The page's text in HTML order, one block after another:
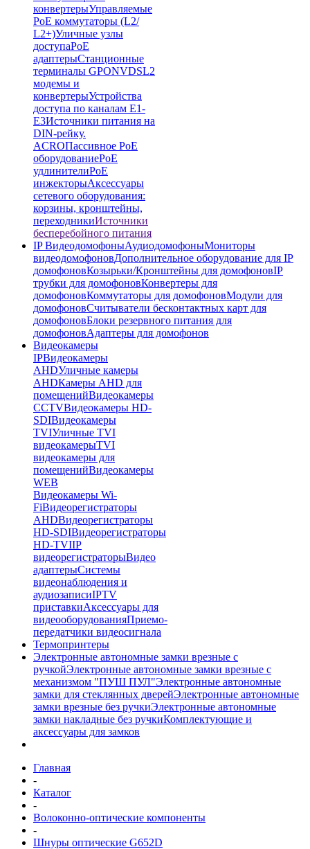
конвертерыУправляемые
PoE коммутаторы (L2/
L2+)Уличные узлы
доступаPoE
адаптерыСтанционные
терминалы GPONVDSL2
модемы и
конвертерыУстройства
доступа по каналам E1-
E3Источники питания на
DIN-рейку.
ACROПассивное PoE
оборудованиеPoE
удлинителиPoE
инжекторыАксессуары
сетевого оборудования:
корзины, кронштейны,
переходникиИсточники
бесперебойного питания
IP ВидеодомофоныАудиодомофоныМониторы
видеодомофоновДополнительное оборудование для IP
домофоновКозырьки/Кронштейны для домофоновIP
трубки для домофоновКонвертеры для
домофоновКоммутаторы для домофоновМодули для
домофоновСчитыватели бесконтактных карт для
домофоновБлоки резервного питания для
домофоновАдаптеры для домофонов
Видеокамеры
IPВидеокамеры
AHDУличные камеры
AHDКамеры AHD для
помещенийВидеокамеры
CCTVВидеокамеры HD-
SDIВидеокамеры
TVIУличные TVI
видеокамерыTVI
видеокамеры для
помещенийВидеокамеры
WEB
Видеокамеры Wi-
FiВидеорегистраторы
AHDВидеорегистраторы
HD-SDIВидеорегистраторы
HD-TVIIP
видеорегистраторыВидео
адаптерыСистемы
видеонаблюдения и
аудиозаписиIPTV
приставкиАксессуары для
видеооборудованияПриемо-
передатчики видеосигнала
Термопринтеры
Электронные автономные замки врезные с
ручкойЭлектронные автономные замки врезные с
механизмом "ПУШ ПУЛ"Электронные автономные
замки для стеклянных дверейЭлектронные автономные
замки врезные без ручкиЭлектронные автономные
замки накладные без ручкиКомплектующие и
аксессуары для замков
Главная
-
Каталог
-
Волоконно-оптические компоненты
-
Шнуры оптические G652D